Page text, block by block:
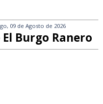
09 de Agosto de 2026
Burgo Ranero